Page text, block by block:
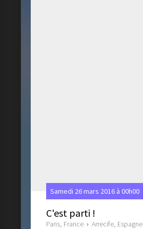
Samedi 26 mars 2016 à 00h00
C'est parti !
Paris, France › Arrecife, Espagne